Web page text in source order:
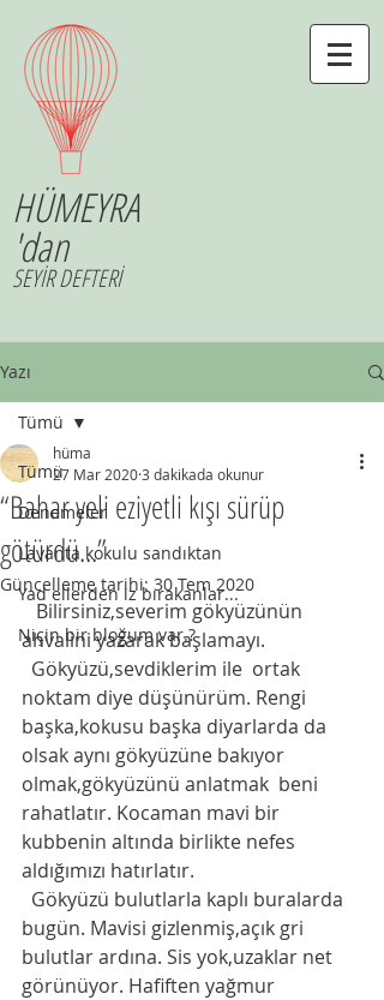
HÜMEYRA
'dan
SEYİR DEFTERİ
Yazı
Tümü
Denemeler
Lavanta kokulu sandıktan
Yad ellerden iz bırakanlar...
Niçin bir bloğum var.?
Tümü
“Bahar yeli eziyetli kışı sürüp
götürdü...”
hüma
27 Mar 20203 dakikada okunur
Güncelleme tarihi: 30 Tem 2020
ahvalini yazarak başlamayı.
noktam diye düşünürüm. Rengi
başka,kokusu başka diyarlarda da
olsak aynı gökyüzüne bakıyor
olmak,gökyüzünü anlatmak  beni
rahatlatır. Kocaman mavi bir
kubbenin altında birlikte nefes
aldığımızı hatırlatır.
bugün. Mavisi gizlenmiş,açık gri
bulutlar ardına. Sis yok,uzaklar net
görünüyor. Hafiften yağmur